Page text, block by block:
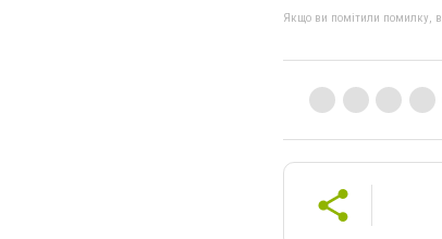
Якщо ви помітили помилку,